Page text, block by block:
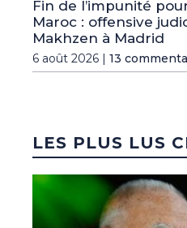
Fin de l’impunité
Maroc : offensive
Makhzen à Madrid
6 août 2026 | 13
LES PLUS LUS